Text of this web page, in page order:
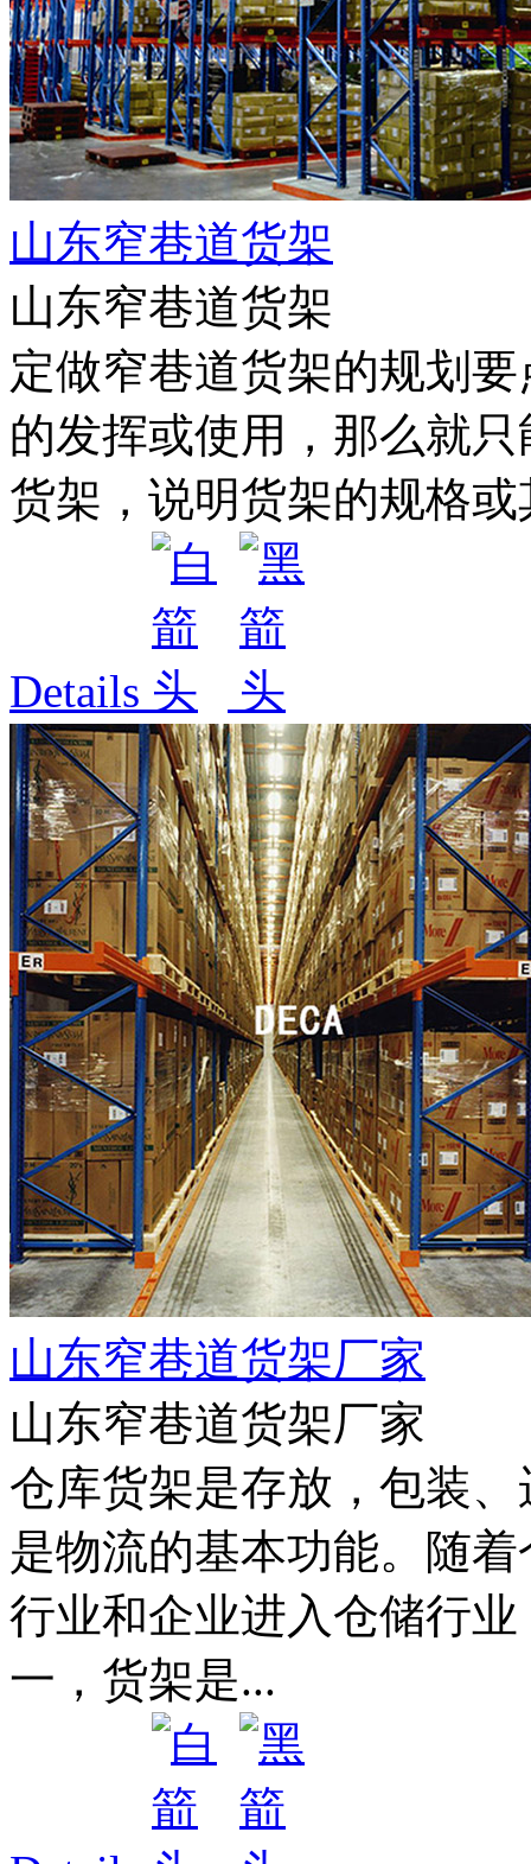
山东窄巷道货架
山东窄巷道货架
定做窄巷道货架的规划
的发挥或使用，那么就
货架，说明货架的规格
Details
山东窄巷道货架厂家
山东窄巷道货架厂家
仓库货架是存放，包装
是物流的基本功能。随
行业和企业进入仓储行
一，货架是...